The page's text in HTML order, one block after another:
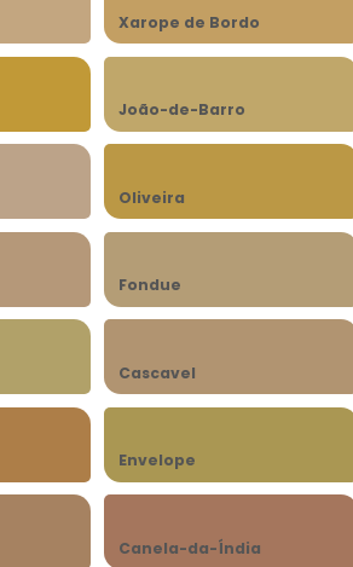
Xarope de Bordo
João-de-Barro
Oliveira
Fondue
Cascavel
Envelope
Canela-da-Índia